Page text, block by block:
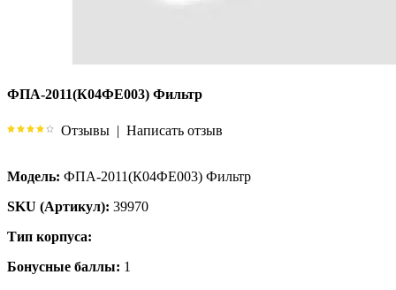
ФПА-2011(К04ФЕ003) Фильтр
Отзывы | Написать отзыв
Модель: ФПА-2011(К04ФЕ003) Фильтр
SKU (Артикул): 39970
Тип корпуса:
Бонусные баллы: 1